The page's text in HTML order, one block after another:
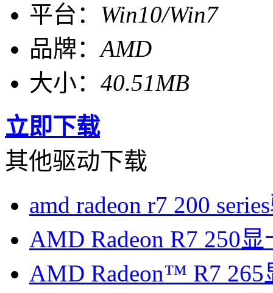
平台： Win10/Win7
品牌：AMD
大小： 40.51MB
立即下载
其他驱动下载
amd radeon r7 200
AMD Radeon R7 250
AMD Radeon™ R7 265